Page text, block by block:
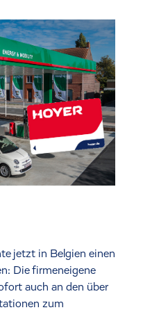
jetzt in Belgien einen
Die firmeneigene
auch an den über
zum